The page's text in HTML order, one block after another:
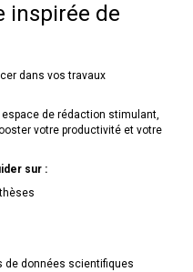
inspirée de
dans vos travaux
de rédaction stimulant,
votre productivité et votre
sur :
de données scientifiques